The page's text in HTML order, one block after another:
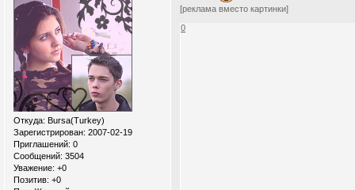
Откуда: Bursa(Turkey)
Зарегистрирован: 2007-02-19
Приглашений: 0
Сообщений: 3504
Уважение: +0
Позитив: +0
[реклама вместо картинки]
0